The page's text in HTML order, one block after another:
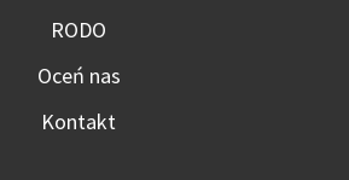
RODO
Oceń nas
Kontakt